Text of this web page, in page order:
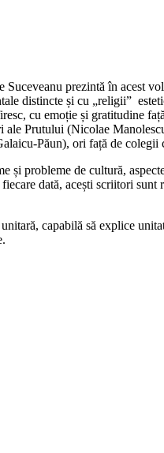
prezintă în acest
distincte și cu „religii”
cu emoție și gratitudine
ale Prutului (Nicolae
Păun), ori față de
și probleme de cultură,
dată, acești scriitori
capabilă să explice